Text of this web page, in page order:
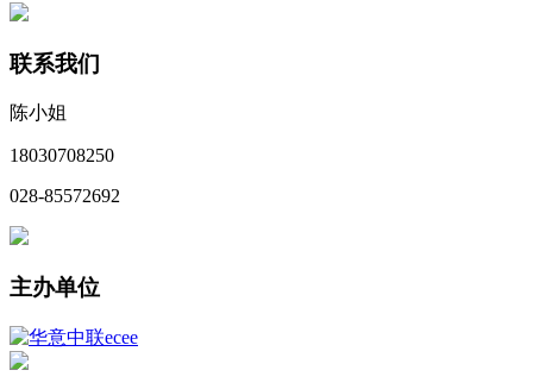
联系我们
陈小姐
18030708250
028-85572692
主办单位